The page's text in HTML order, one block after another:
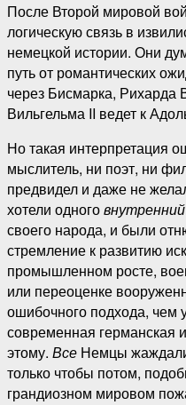
После Второй мировой
логическую связь в
немецкой истории. Они
путь от романтических
через Бисмарка,
Вильгельма II ведет к
Но такая интерпретация
мыслитель, ни поэт, ни
предвидел и даже не
хотели одноговнутренний
своего народа, и были
стремление к развитию
промышленном росте,
или переоценке
ошибочного подхода, чем
современная германская
этому. Все Немцы жаждали
только чтобы потом,
грандиозном мировом